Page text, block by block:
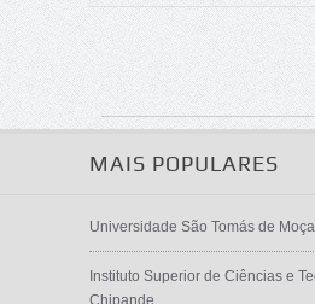
MAIS POPULARES
Universidade São Tomás de
Instituto Superior de Ciências e
Chipande